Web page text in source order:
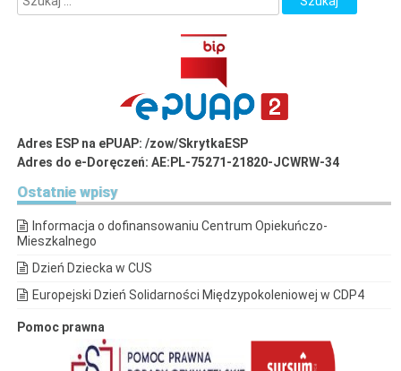
Adres ESP na ePUAP: /zow/SkrytkaESP
Adres do e-Doręczeń: AE:PL-75271-21820-JCWRW-34
Ostatnie wpisy
Informacja o dofinansowaniu Centrum Opiekuńczo-
Mieszkalnego
Dzień Dziecka w CUS
Europejski Dzień Solidarności Międzypokoleniowej w CDP4
Pomoc prawna